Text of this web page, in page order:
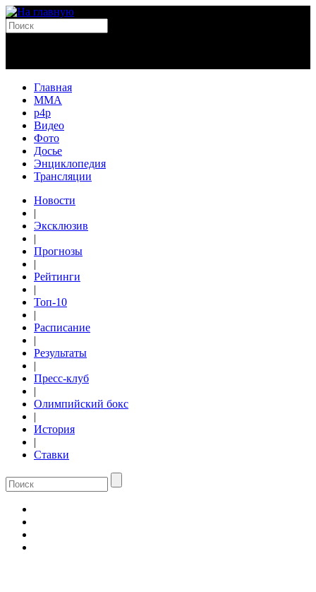
Главная
MMA
p4p
Видео
Фото
Досье
Энциклопедия
Трансляции
Новости
|
Эксклюзив
|
Прогнозы
|
Рейтинги
|
Топ-10
|
Расписание
|
Результаты
|
Пресс-клуб
|
Олимпийский бокс
|
История
|
Ставки